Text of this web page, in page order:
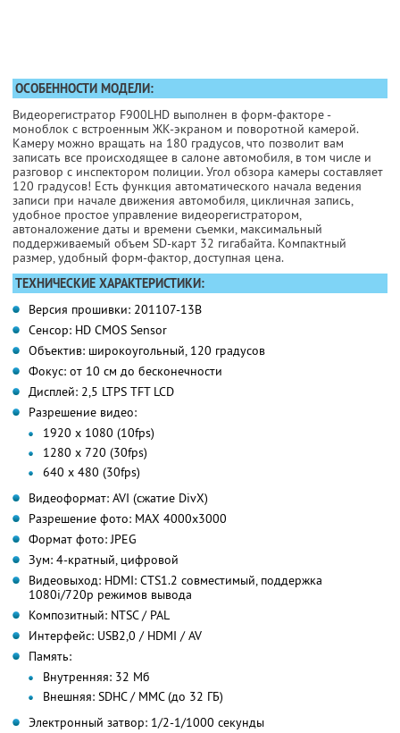
ОСОБЕННОСТИ МОДЕЛИ:
Видеорегистратор F900LHD выполнен в форм-факторе -
моноблок с встроенным ЖК-экраном и поворотной камерой.
Камеру можно вращать на 180 градусов, что позволит вам
записать все происходящее в салоне автомобиля, в том числе и
разговор с инспектором полиции. Угол обзора камеры составляет
120 градусов! Есть функция автоматического начала ведения
записи при начале движения автомобиля, цикличная запись,
удобное простое управление видеорегистратором,
автоналожение даты и времени съемки, максимальный
поддерживаемый объем SD-карт 32 гигабайта. Компактный
размер, удобный форм-фактор, доступная цена.
ТЕХНИЧЕСКИЕ ХАРАКТЕРИСТИКИ:
Версия прошивки: 201107-13В
Сенсор: HD CMOS Sensor
Объектив: широкоугольный, 120 градусов
Фокус: от 10 см до бесконечности
Дисплей: 2,5 LTPS TFT LCD
Разрешение видео:
1920 x 1080 (10fps)
1280 x 720 (30fps)
640 x 480 (30fps)
Видеоформат: AVI (сжатие DivX)
Разрешение фото: МАХ 4000х3000
Формат фото: JPEG
Зум: 4-кратный, цифровой
Видеовыход: HDMI: CTS1.2 совместимый, поддержка
1080i/720p режимов вывода
Композитный: NTSC / PAL
Интерфейс: USB2,0 / HDMI / AV
Память:
Внутренняя: 32 Мб
Внешняя: SDHC / MMC (до 32 ГБ)
Электронный затвор: 1/2-1/1000 секунды